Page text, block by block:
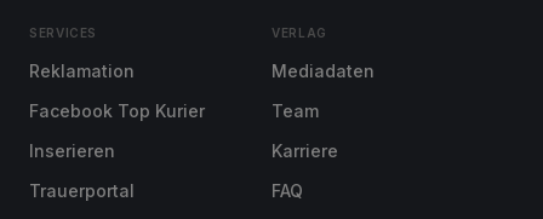
SERVICES
Reklamation
Facebook Top Kurier
Inserieren
Trauerportal
VERLAG
Mediadaten
Team
Karriere
FAQ